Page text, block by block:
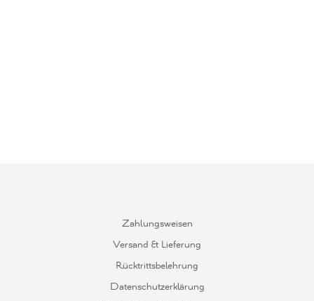
Zahlungsweisen
Versand & Lieferung
Rücktrittsbelehrung
Datenschutzerklärung